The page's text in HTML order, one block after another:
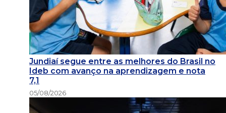
Jundiaí segue entre as melhores do Brasil no
Ideb com avanço na aprendizagem e nota
7,1
05/08/2026